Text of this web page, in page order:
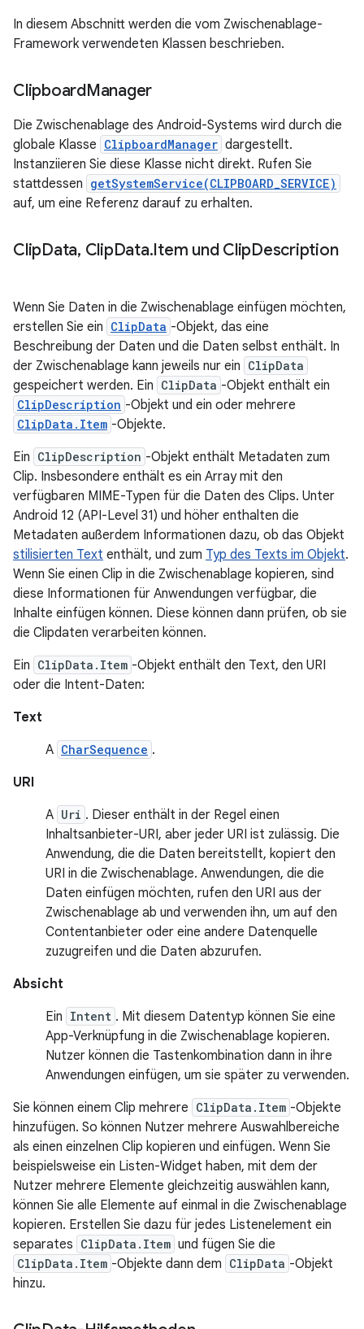
In diesem Abschnitt werden die vom Zwischenablage-
Framework verwendeten Klassen beschrieben.
ClipboardManager
Die Zwischenablage des Android-Systems wird durch die
globale Klasse ClipboardManager dargestellt.
Instanziieren Sie diese Klasse nicht direkt. Rufen Sie
stattdessen getSystemService(CLIPBOARD_SERVICE)
auf, um eine Referenz darauf zu erhalten.
ClipData, ClipData.Item und ClipDescription
Wenn Sie Daten in die Zwischenablage einfügen möchten,
erstellen Sie ein ClipData -Objekt, das eine
Beschreibung der Daten und die Daten selbst enthält. In
der Zwischenablage kann jeweils nur ein ClipData
gespeichert werden. Ein ClipData -Objekt enthält ein
ClipDescription -Objekt und ein oder mehrere
ClipData.Item -Objekte.
Ein ClipDescription -Objekt enthält Metadaten zum
Clip. Insbesondere enthält es ein Array mit den
verfügbaren MIME-Typen für die Daten des Clips. Unter
Android 12 (API-Level 31) und höher enthalten die
Metadaten außerdem Informationen dazu, ob das Objekt
stilisierten Text enthält, und zum Typ des Texts im Objekt.
Wenn Sie einen Clip in die Zwischenablage kopieren, sind
diese Informationen für Anwendungen verfügbar, die
Inhalte einfügen können. Diese können dann prüfen, ob sie
die Clipdaten verarbeiten können.
Ein ClipData.Item -Objekt enthält den Text, den URI
oder die Intent-Daten:
Text
A CharSequence .
URI
A Uri . Dieser enthält in der Regel einen
Inhaltsanbieter-URI, aber jeder URI ist zulässig. Die
Anwendung, die die Daten bereitstellt, kopiert den
URI in die Zwischenablage. Anwendungen, die die
Daten einfügen möchten, rufen den URI aus der
Zwischenablage ab und verwenden ihn, um auf den
Contentanbieter oder eine andere Datenquelle
zuzugreifen und die Daten abzurufen.
Absicht
Ein Intent . Mit diesem Datentyp können Sie eine
App-Verknüpfung in die Zwischenablage kopieren.
Nutzer können die Tastenkombination dann in ihre
Anwendungen einfügen, um sie später zu verwenden.
Sie können einem Clip mehrere ClipData.Item -Objekte
hinzufügen. So können Nutzer mehrere Auswahlbereiche
als einen einzelnen Clip kopieren und einfügen. Wenn Sie
beispielsweise ein Listen-Widget haben, mit dem der
Nutzer mehrere Elemente gleichzeitig auswählen kann,
können Sie alle Elemente auf einmal in die Zwischenablage
kopieren. Erstellen Sie dazu für jedes Listenelement ein
separates ClipData.Item und fügen Sie die
ClipData.Item -Objekte dann dem ClipData -Objekt
hinzu.